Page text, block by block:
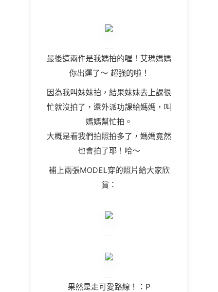
最後這兩件是我媽拍的喔！艾瑪媽媽
你出運了～ 超強的啦！
因為我叫妹妹拍，結果妹妹去上課很
忙就沒拍了，還外派功課給媽媽，叫
媽媽幫忙拍。
大概是看我們拍照拍多了，媽媽竟然
也會拍了耶！哈～
補上兩張MODEL穿的照片給大家欣
賞：
果然是走可愛路線！：P